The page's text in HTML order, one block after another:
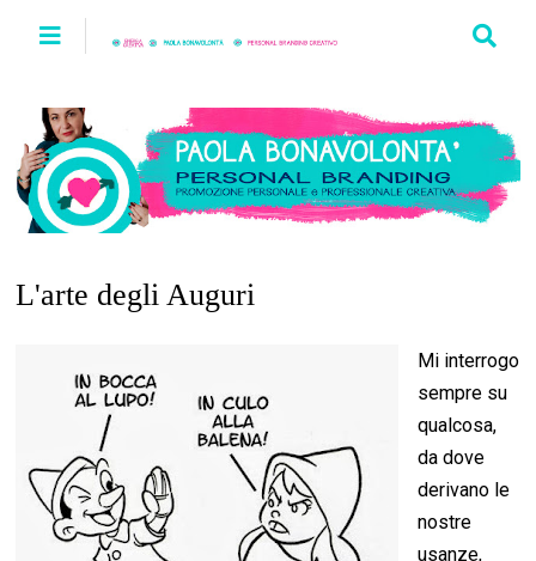
L'arte degli Auguri
Mi interrogo
sempre su
qualcosa,
da dove
derivano le
nostre
usanze,